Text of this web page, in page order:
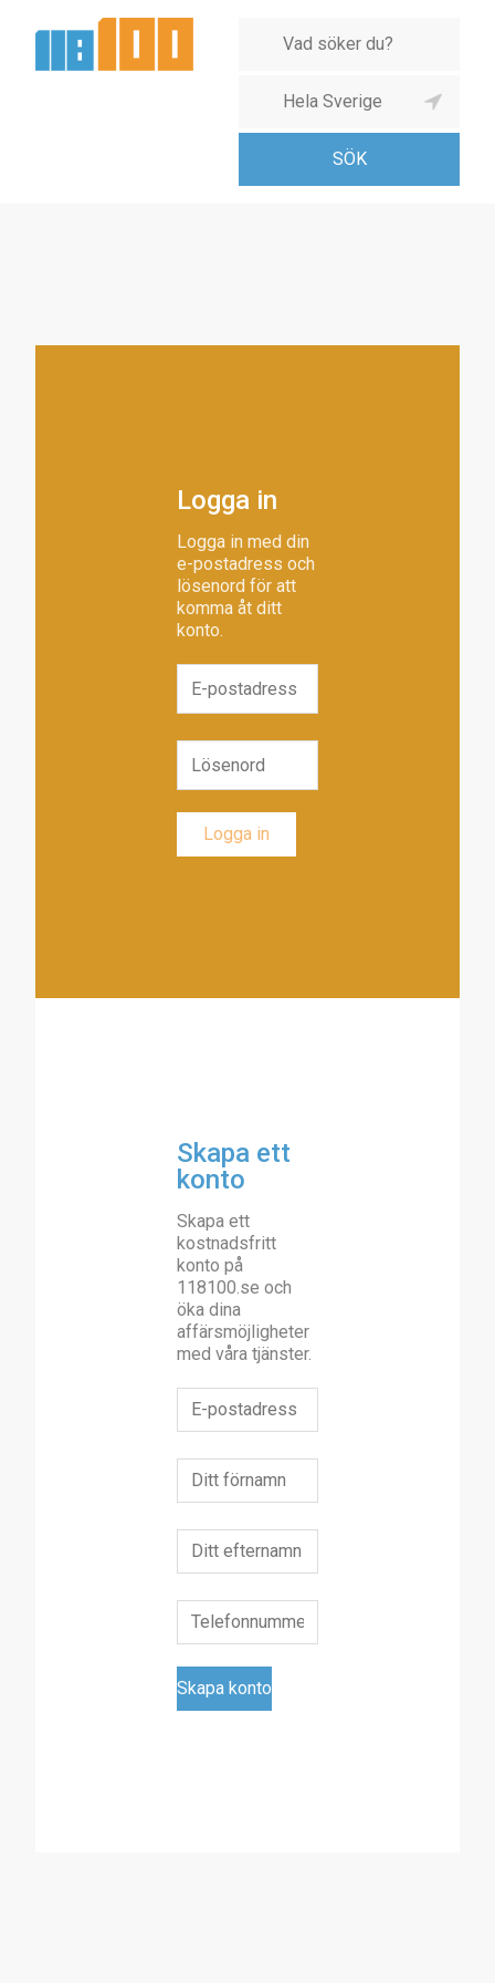
Logga in
Logga in med din
e-postadress och
lösenord för att
komma åt ditt
konto.
Skapa ett
konto
Skapa ett
kostnadsfritt
konto på
118100.se och
öka dina
affärsmöjligheter
med våra tjänster.